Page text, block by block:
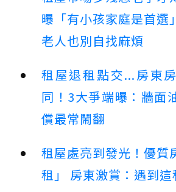
曝「有小孩家庭是首選
老人也別自找麻煩
租屋退租點交...房東
同！3大爭端曝：牆面
償最常鬧翻
租屋處亮到發光！優質
租」 房東激賞：遇到